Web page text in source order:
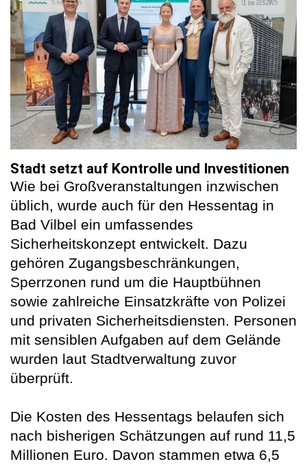
Stadt setzt auf Kontrolle und Investitionen
Wie bei Großveranstaltungen inzwischen
üblich, wurde auch für den Hessentag in
Bad Vilbel ein umfassendes
Sicherheitskonzept entwickelt. Dazu
gehören Zugangsbeschränkungen,
Sperrzonen rund um die Hauptbühnen
sowie zahlreiche Einsatzkräfte von Polizei
und privaten Sicherheitsdiensten. Personen
mit sensiblen Aufgaben auf dem Gelände
wurden laut Stadtverwaltung zuvor
überprüft.
Die Kosten des Hessentags belaufen sich
nach bisherigen Schätzungen auf rund 11,5
Millionen Euro. Davon stammen etwa 6,5